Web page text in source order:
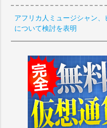
アフリカ人ミュージシャン
について検討を表明